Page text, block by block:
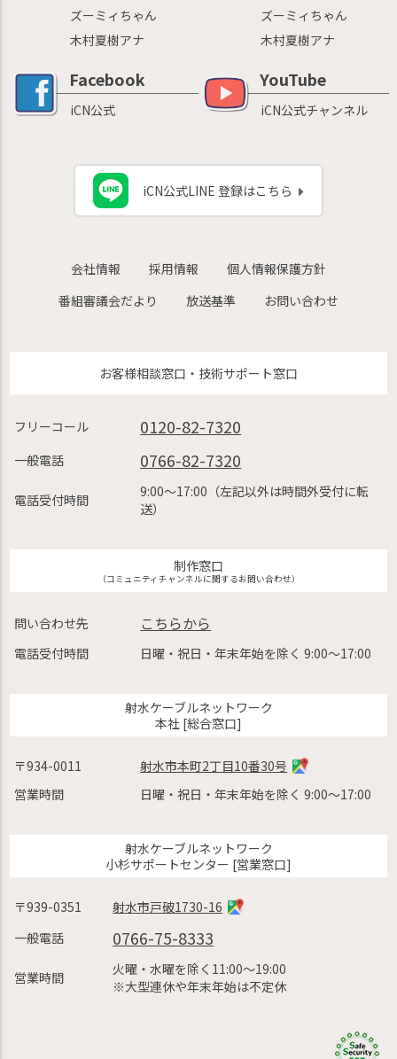
ズーミィちゃん
木村夏樹アナ
ズーミィちゃん
木村夏樹アナ
Facebook
iCN公式
YouTube
iCN公式チャンネル
iCN公式LINE 登録はこちら
会社情報 採用情報
個人情報保護方針
番組審議会だより
放送基準 お問い合わせ
お客様相談窓口・技術サポート窓口
フリーコール 0120-82-7320
一般電話 0766-82-7320
電話受付時間
9:00〜17:00（左記以外は時間外受付に転
送）
制作窓口
（コミュニティチャンネルに関するお問い合わせ）
問い合わせ先 こちらから
電話受付時間 日曜・祝日・年末年始を除く 9:00〜17:00
射水ケーブルネットワーク
本社 [総合窓口]
〒934-0011
射水市本町2丁目10番30号
営業時間
日曜・祝日・年末年始を除く 9:00〜17:00
射水ケーブルネットワーク
小杉サポートセンター [営業窓口]
〒939-0351
射水市戸破1730-16
一般電話
0766-75-8333
営業時間
火曜・水曜を除く11:00〜19:00
※大型連休や年末年始は不定休